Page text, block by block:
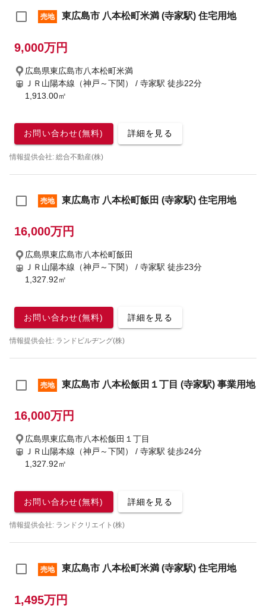
売地 東広島市 八本松町米満 (寺家駅) 住宅用地
9,000万円
広島県東広島市八本松町米満
ＪＲ山陽本線（神戸～下関） / 寺家駅 徒歩22分
1,913.00㎡
お問い合わせ(無料) 詳細を見る
情報提供会社: 総合不動産(株)
売地 東広島市 八本松町飯田 (寺家駅) 住宅用地
16,000万円
広島県東広島市八本松町飯田
ＪＲ山陽本線（神戸～下関） / 寺家駅 徒歩23分
1,327.92㎡
お問い合わせ(無料) 詳細を見る
情報提供会社: ランドビルヂング(株)
売地 東広島市 八本松飯田１丁目 (寺家駅) 事業用地
16,000万円
広島県東広島市八本松飯田１丁目
ＪＲ山陽本線（神戸～下関） / 寺家駅 徒歩24分
1,327.92㎡
お問い合わせ(無料) 詳細を見る
情報提供会社: ランドクリエイト(株)
売地 東広島市 八本松町米満 (寺家駅) 住宅用地
1,495万円